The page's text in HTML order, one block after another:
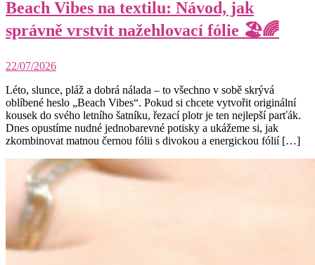
Beach Vibes na textilu: Návod, jak
správně vrstvit nažehlovací fólie 🏖️🌈
22/07/2026
Léto, slunce, pláž a dobrá nálada – to všechno v sobě skrývá
oblíbené heslo „Beach Vibes“. Pokud si chcete vytvořit originální
kousek do svého letního šatníku, řezací plotr je ten nejlepší parťák.
Dnes opustíme nudné jednobarevné potisky a ukážeme si, jak
zkombinovat matnou černou fólii s divokou a energickou fólií […]